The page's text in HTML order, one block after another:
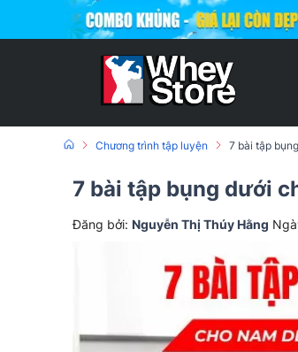
Chương trình tập luyện 7 bài tập
7 bài tập bụng dưới
Đăng bởi: Nguyễn Thị Thúy Hằng